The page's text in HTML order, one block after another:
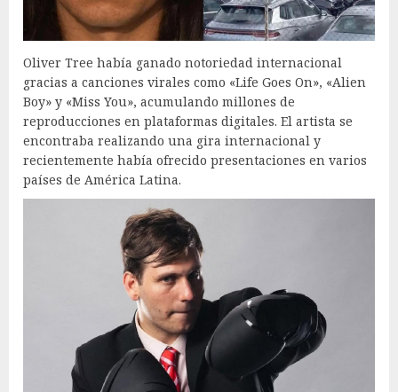
Oliver Tree había ganado notoriedad internacional
gracias a canciones virales como «Life Goes On», «Alien
Boy» y «Miss You», acumulando millones de
reproducciones en plataformas digitales. El artista se
encontraba realizando una gira internacional y
recientemente había ofrecido presentaciones en varios
países de América Latina.